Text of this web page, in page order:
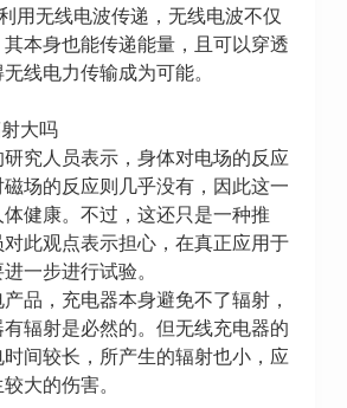
用无线电波传递，无线电波不仅
本身也能传递能量，且可以穿透
线电力传输成为可能。
大吗
究人员表示，身体对电场的反应
场的反应则几乎没有，因此这一
健康。不过，这还只是一种推
此观点表示担心，在真正应用于
一步进行试验。
品，充电器本身避免不了辐射，
辐射是必然的。但无线充电器的
间较长，所产生的辐射也小，应
大的伤害。